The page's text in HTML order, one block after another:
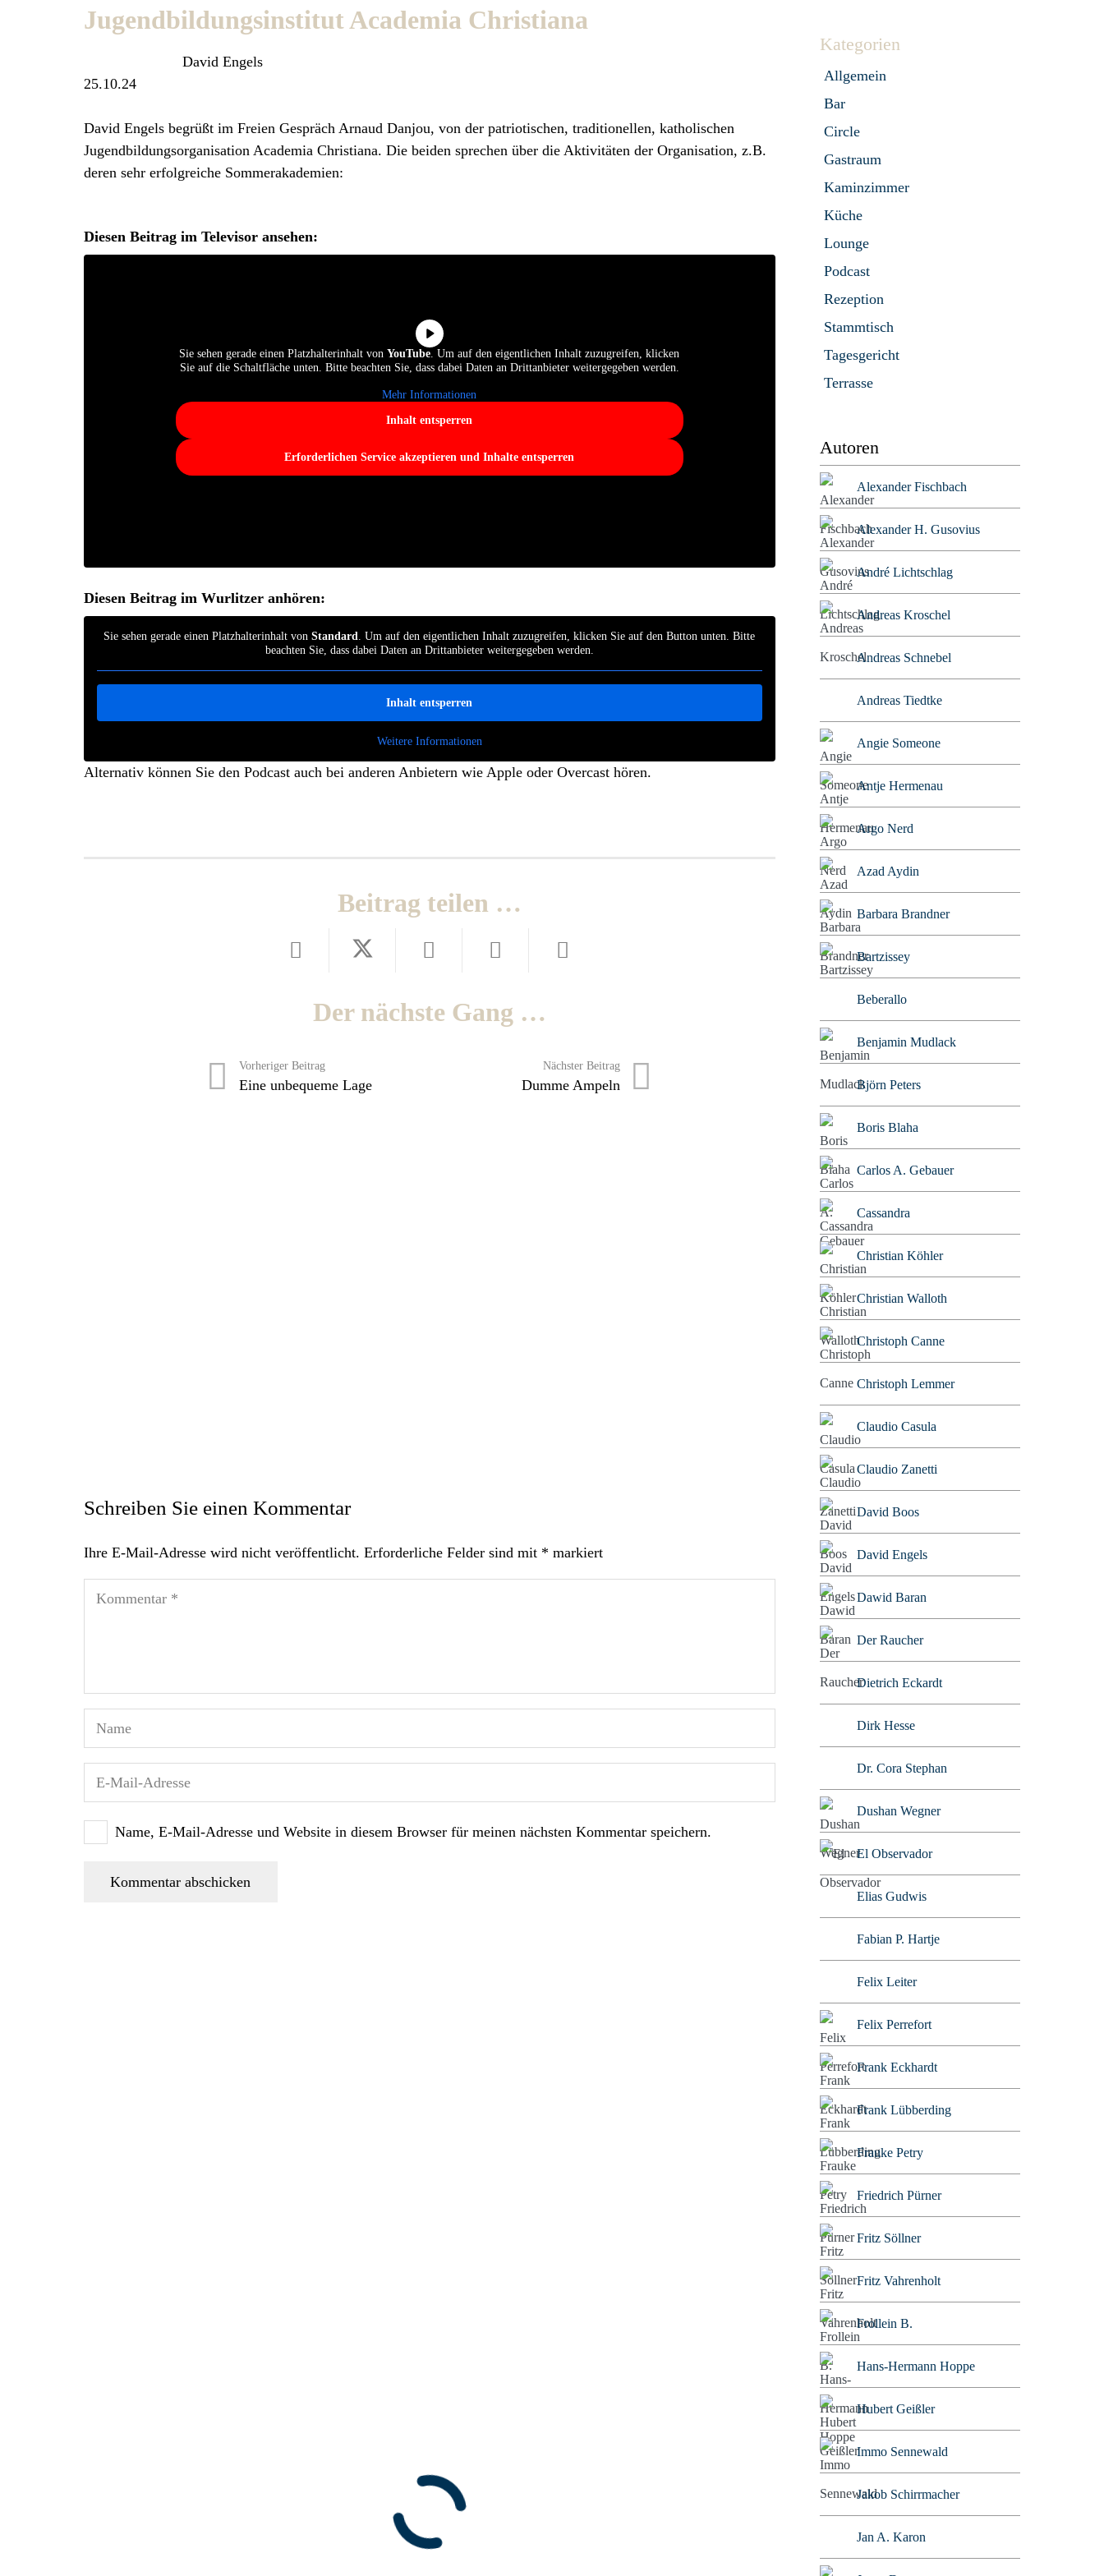
Jugendbildungsinstitut Academia Christiana
David Engels
25.10.24
David Engels begrüßt im Freien Gespräch Arnaud Danjou, von der patriotischen, traditionellen, katholischen
Jugendbildungsorganisation Academia Christiana. Die beiden sprechen über die Aktivitäten der Organisation, z.B.
deren sehr erfolgreiche Sommerakademien:
Diesen Beitrag im Televisor ansehen:
Sie sehen gerade einen Platzhalterinhalt vonYouTube. Um auf den eigentlichen Inhalt zuzugreifen, klicken
Sie auf die Schaltfläche unten. Bitte beachten Sie, dass dabei Daten an Drittanbieter weitergegeben werden.
Mehr Informationen
Inhalt entsperren
Erforderlichen Service akzeptieren und Inhalte entsperren
Diesen Beitrag im Wurlitzer anhören:
Sie sehen gerade einen Platzhalterinhalt vonStandard. Um auf den eigentlichen Inhalt zuzugreifen, klicken Sie auf den Button unten. Bitte
beachten Sie, dass dabei Daten an Drittanbieter weitergegeben werden.
Inhalt entsperren
Weitere Informationen
Alternativ können Sie den Podcast auch bei anderen Anbietern wie Apple oder Overcast hören.
Beitrag teilen …
Der nächste Gang …
Vorheriger Beitrag
Eine unbequeme Lage
Nächster Beitrag
Dumme Ampeln
Schreiben Sie einen Kommentar
Ihre E-Mail-Adresse wird nicht veröffentlicht. Erforderliche Felder sind mit * markiert
Name, E-Mail-Adresse und Website in diesem Browser für meinen nächsten Kommentar speichern.
Kommentar abschicken
Kategorien
Allgemein
Bar
Circle
Gastraum
Kaminzimmer
Küche
Lounge
Podcast
Rezeption
Stammtisch
Tagesgericht
Terrasse
Autoren
Alexander Fischbach
Alexander H. Gusovius
André Lichtschlag
Andreas Kroschel
Andreas Schnebel
Andreas Tiedtke
Angie Someone
Antje Hermenau
Argo Nerd
Azad Aydin
Barbara Brandner
Bartzissey
Beberallo
Benjamin Mudlack
Björn Peters
Boris Blaha
Carlos A. Gebauer
Cassandra
Christian Köhler
Christian Walloth
Christoph Canne
Christoph Lemmer
Claudio Casula
Claudio Zanetti
David Boos
David Engels
Dawid Baran
Der Raucher
Dietrich Eckardt
Dirk Hesse
Dr. Cora Stephan
Dushan Wegner
El Observador
Elias Gudwis
Fabian P. Hartje
Felix Leiter
Felix Perrefort
Frank Eckhardt
Frank Lübberding
Frauke Petry
Friedrich Pürner
Fritz Söllner
Fritz Vahrenholt
Frollein B.
Hans-Hermann Hoppe
Hubert Geißler
Immo Sennewald
Jakob Schirrmacher
Jan A. Karon